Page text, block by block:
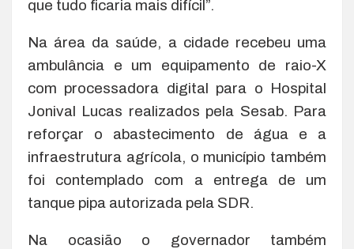
que tudo ficaria mais difícil”.
Na área da saúde, a cidade recebeu uma
ambulância e um equipamento de raio-X
com processadora digital para o Hospital
Jonival Lucas realizados pela Sesab. Para
reforçar o abastecimento de água e a
infraestrutura agrícola, o município também
foi contemplado com a entrega de um
tanque pipa autorizada pela SDR.
Na ocasião o governador também